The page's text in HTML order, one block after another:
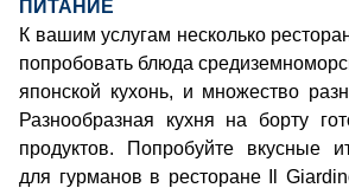
ПИТАНИЕ
К вашим услугам несколько
попробовать блюда
японской кухонь, и множество
Разнообразная кухня на борту
продуктов. Попробуйте вкусные
для гурманов в ресторане Il